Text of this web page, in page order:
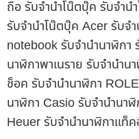
ถือ รับจำนำโน๊ตบุ๊ค รับจำ
รับจำนำโน๊ตบุ๊ค Acer รับจ
notebook รับจำนำนาฬิกา
นาฬิกาพาเนราย รับจำนำ
ช็อค รับจำนำนาฬิกา
นาฬิกา Casio รับจำนำนา
Heuer รับจำนำนาฬิกาแท็